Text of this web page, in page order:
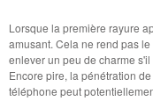
Lorsque la première rayure
amusant. Cela ne rend pas
enlever un peu de charme
Encore pire, la pénétration
téléphone peut